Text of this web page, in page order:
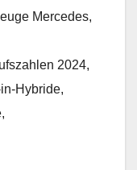
Mercedes,
2024,
Hybride,
,